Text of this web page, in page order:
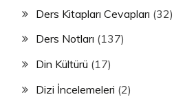
Ders Kitapları Cevapları (32)
Ders Notları (137)
Din Kültürü (17)
Dizi İncelemeleri (2)